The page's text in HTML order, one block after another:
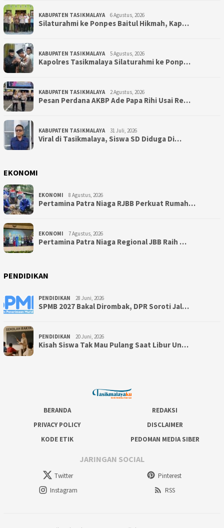
KABUPATEN TASIKMALAYA 6 Agustus, 2026
Silaturahmi ke Ponpes Baitul Hikmah, Kap…
KABUPATEN TASIKMALAYA 5 Agustus, 2026
Kapolres Tasikmalaya Silaturahmi ke Ponp…
KABUPATEN TASIKMALAYA 2 Agustus, 2026
Pesan Perdana AKBP Ade Papa Rihi Usai Re…
KABUPATEN TASIKMALAYA 31 Juli, 2026
Viral di Tasikmalaya, Siswa SD Diduga Di…
EKONOMI
EKONOMI 8 Agustus, 2026
Pertamina Patra Niaga RJBB Perkuat Rumah…
EKONOMI 7 Agustus, 2026
Pertamina Patra Niaga Regional JBB Raih …
PENDIDIKAN
PENDIDIKAN 28 Juni, 2026
SPMB 2027 Bakal Dirombak, DPR Soroti Jal…
PENDIDIKAN 20 Juni, 2026
Kisah Siswa Tak Mau Pulang Saat Libur Un…
BERANDA
REDAKSI
PRIVACY POLICY
DISCLAIMER
KODE ETIK
PEDOMAN MEDIA SIBER
JARINGAN SOCIAL
Twitter
Pinterest
Instagram
RSS